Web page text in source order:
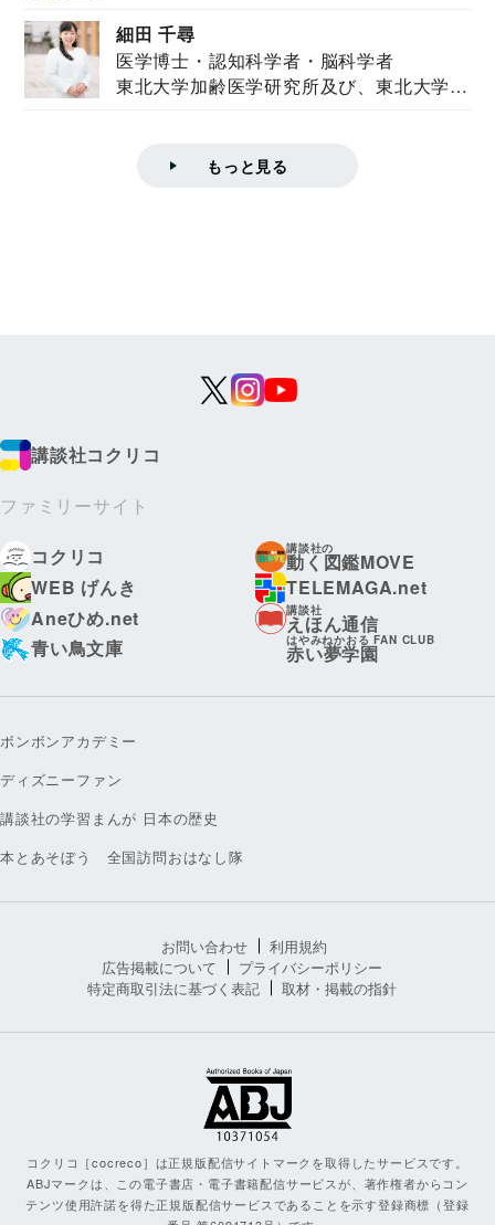
細田 千尋
医学博士・認知科学者・脳科学者
東北大学加齢医学研究所及び、東北大学大
もっと見る
講談社コクリコ
ファミリーサイト
コクリコ
講談社の
動く図鑑MOVE
WEB げんき
TELEMAGA.net
Aneひめ.net
講談社
えほん通信
青い鳥文庫
はやみねかおる FAN CLUB
赤い夢学園
ボンボンアカデミー
ディズニーファン
講談社の学習まんが 日本の歴史
本とあそぼう 全国訪問おはなし隊
お問い合わせ
利用規約
広告掲載について
プライバシーポリシー
特定商取引法に基づく表記
取材・掲載の指針
コクリコ［cocreco］は正規版配信サイトマークを取得したサービスです。
ABJマークは、この電子書店・電子書籍配信サービスが、著作権者からコン
テンツ使用許諾を得た正規版配信サービスであることを示す登録商標（登録